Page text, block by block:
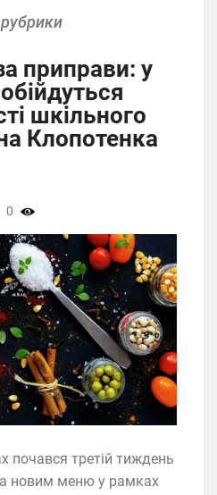
приправи: у
шкільного
Клопотенка
почався третій тиждень
новим меню у рамках
0